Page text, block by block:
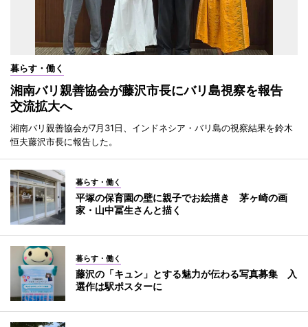
暮らす・働く
湘南バリ親善協会が藤沢市長にバリ島視察を報告
交流拡大へ
湘南バリ親善協会が7月31日、インドネシア・バリ島の視察結果を鈴木
恒夫藤沢市長に報告した。
暮らす・働く
平塚の保育園の壁に親子でお絵描き 茅ヶ崎の画
家・山中冨生さんと描く
暮らす・働く
藤沢の「キュン」とする魅力が伝わる写真募集 入
選作は駅ポスターに